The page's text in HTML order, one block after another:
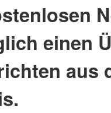
einen
aus